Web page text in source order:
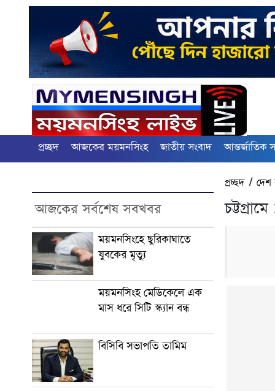
প্রচ্ছদ আজকের ময়মনসিংহ জাতীয় সংবাদ আন্তর্জাতিক
আজকের সর্বশেষ সবখবর
ময়মনসিংহে ছুরিকাঘাতে
যুবকের মৃত্যু
ময়মনসিংহ মেডিকেলে এক
মাস ধরে সিটি স্ক্যান বন্ধ
বিসিবি সভাপতি তামিম
প্রচ্ছদ/দেশ